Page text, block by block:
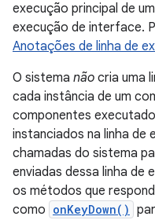
execução principal de
execução de interface.
Anotações de linha de
O sistema não cria uma
cada instância de um
componentes
instanciados na linha de
chamadas do sistema
enviadas dessa linha de
os métodos que
como onKeyDown()